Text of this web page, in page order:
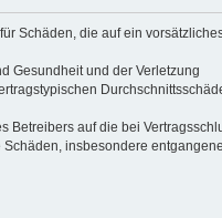
Schäden, die auf ein
Gesundheit und der Verletzung
Betreibers auf die bei
insbesondere